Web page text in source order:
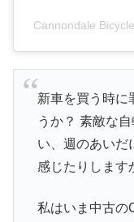
Cannondale
新車を買う時に
うか？ 素敵な
い、週のあいだ
感じたりします
私はいま中古の